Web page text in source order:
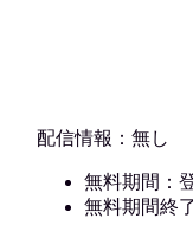
配信情報：無し
無料期間：
無料期間終